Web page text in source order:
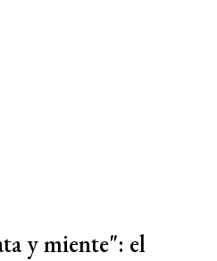
y miente": el